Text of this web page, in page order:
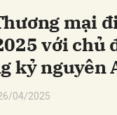
mại
với chủ
kỷ nguyên
04/2025